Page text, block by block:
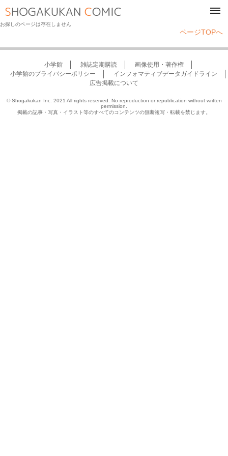
お探しのページは存在しません
ページTOPへ
小学館 雑誌定期購読
画像使用・著作権
小学館のプライバシーポリシー
インフォマティブデータガイドライン
広告掲載について
© Shogakukan Inc. 2021 All rights reserved. No reproduction or republication without written
permission.
掲載の記事・写真・イラスト等のすべてのコンテンツの無断複写・転載を禁じます。